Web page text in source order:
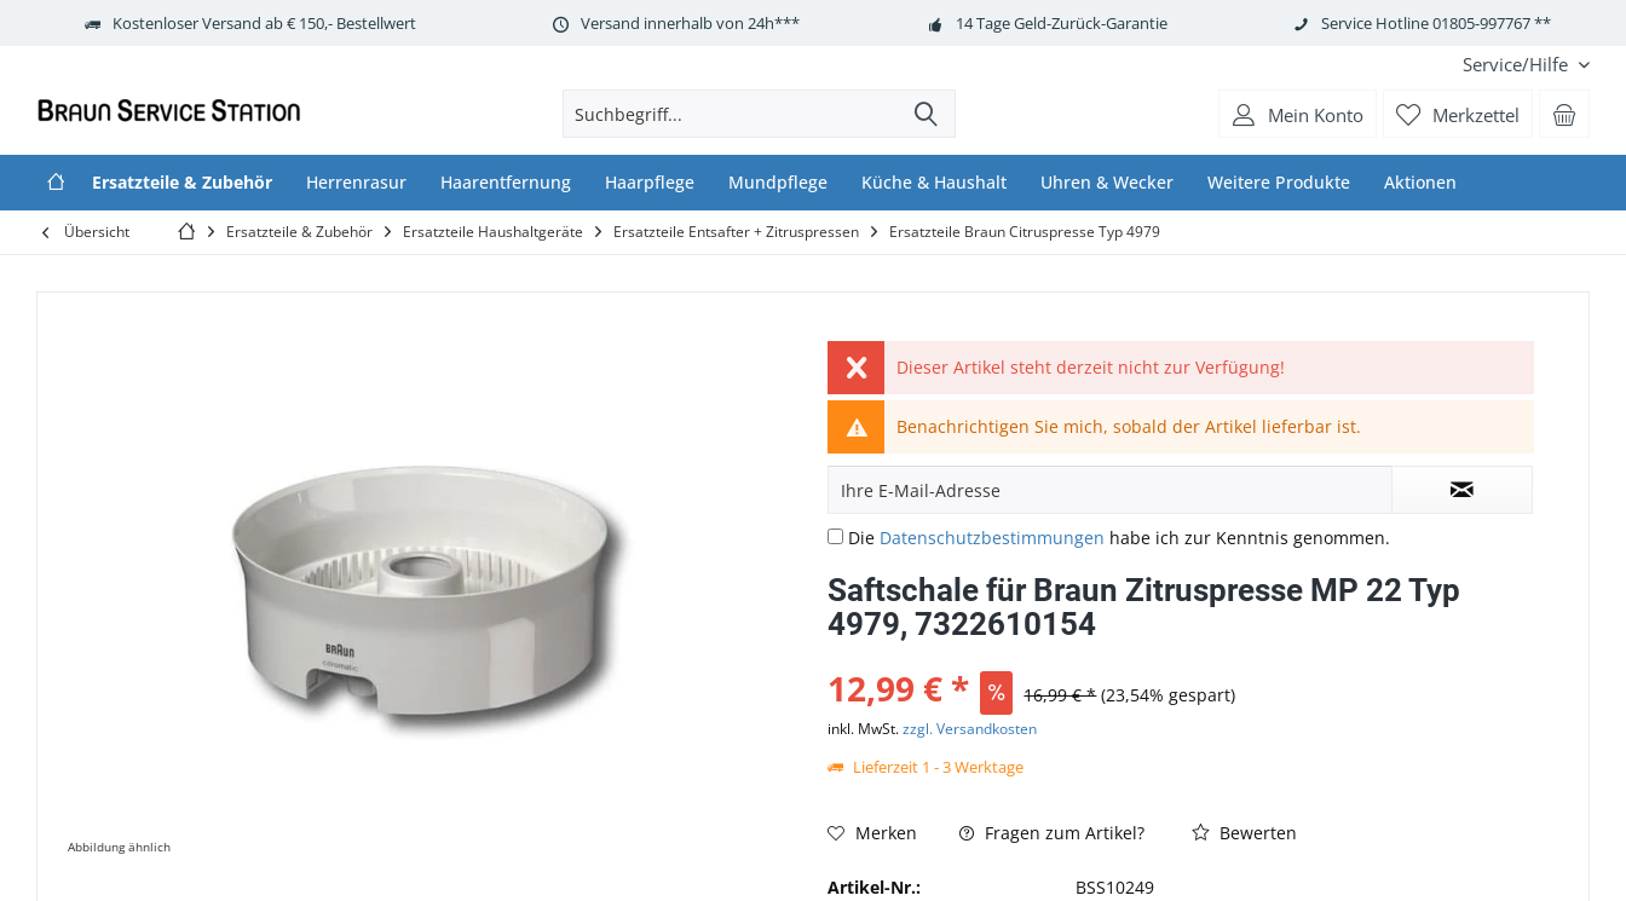
Kostenloser Versand ab € 150,- Bestellwert Versand innerhalb von 24h*** 14 Tage Geld-Zurück-Garantie Service Hotline 01805-997767 **
Service/Hilfe
Merkzettel
Mein Konto
Ersatzteile & Zubehör Herrenrasur Haarentfernung Haarpflege Mundpflege Küche & Haushalt Uhren & Wecker Weitere Produkte Aktionen
Übersicht Ersatzteile & Zubehör Ersatzteile Haushaltgeräte Ersatzteile Entsafter + Zitruspressen Ersatzteile Braun Citruspresse Typ 4979
Abbildung ähnlich
Dieser Artikel steht derzeit nicht zur Verfügung!
Benachrichtigen Sie mich, sobald der Artikel lieferbar ist.
Die Datenschutzbestimmungen habe ich zur Kenntnis genommen.
Saftschale für Braun Zitruspresse MP 22 Typ
4979, 7322610154
12,99 € * 16,99 € * (23,54% gespart)
inkl. MwSt.zzgl. Versandkosten
Lieferzeit 1 - 3 Werktage
Merken Fragen zum Artikel? Bewerten
Artikel-Nr.:
BSS10249